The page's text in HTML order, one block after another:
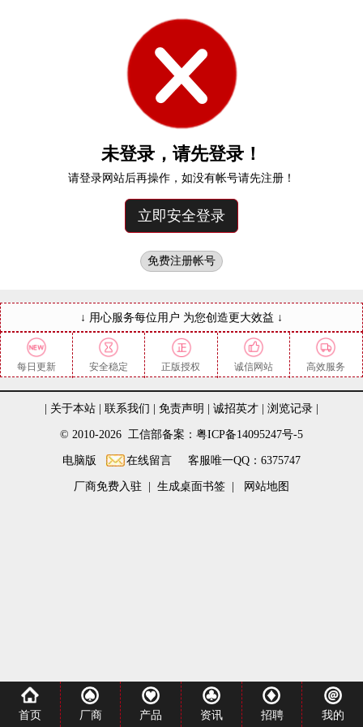
未登录，请先登录！
请登录网站后再操作，如没有帐号请先注册！
↓ 用心服务每位用户 为您创造更大效益 ↓
每日更新 安全稳定 正版授权 诚信网站 高效服务
关于本站 联系我们 免责声明 诚招英才 浏览记录
© 2010-2026 工信部备案：粤ICP备14095247号-5
电脑版 在线留言 客服唯一QQ：6375747
厂商免费入驻 生成桌面书签 网站地图
首页 厂商 产品 资讯 招聘 我的